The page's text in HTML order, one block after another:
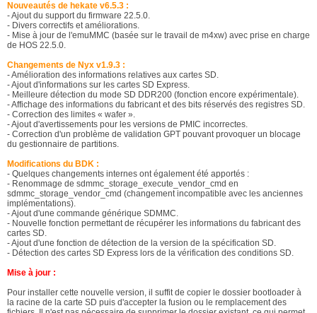
Nouveautés de hekate v6.5.3 :
- Ajout du support du firmware 22.5.0.
- Divers correctifs et améliorations.
- Mise à jour de l'emuMMC (basée sur le travail de m4xw) avec prise en charge
de HOS 22.5.0.
Changements de Nyx v1.9.3 :
- Amélioration des informations relatives aux cartes SD.
- Ajout d'informations sur les cartes SD Express.
- Meilleure détection du mode SD DDR200 (fonction encore expérimentale).
- Affichage des informations du fabricant et des bits réservés des registres SD.
- Correction des limites « wafer ».
- Ajout d'avertissements pour les versions de PMIC incorrectes.
- Correction d'un problème de validation GPT pouvant provoquer un blocage
du gestionnaire de partitions.
Modifications du BDK :
- Quelques changements internes ont également été apportés :
- Renommage de sdmmc_storage_execute_vendor_cmd en
sdmmc_storage_vendor_cmd (changement incompatible avec les anciennes
implémentations).
- Ajout d'une commande générique SDMMC.
- Nouvelle fonction permettant de récupérer les informations du fabricant des
cartes SD.
- Ajout d'une fonction de détection de la version de la spécification SD.
- Détection des cartes SD Express lors de la vérification des conditions SD.
Mise à jour :
Pour installer cette nouvelle version, il suffit de copier le dossier bootloader à
la racine de la carte SD puis d'accepter la fusion ou le remplacement des